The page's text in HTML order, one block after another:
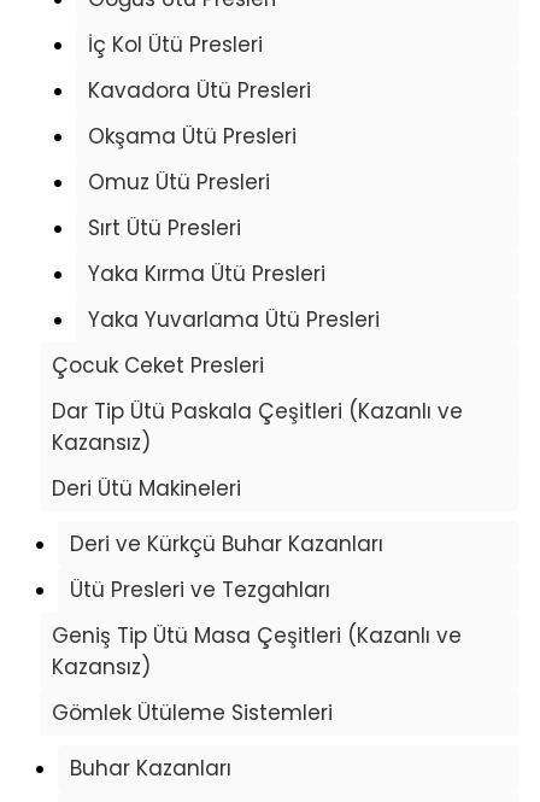
İç Kol Ütü Presleri
Kavadora Ütü Presleri
Okşama Ütü Presleri
Omuz Ütü Presleri
Sırt Ütü Presleri
Yaka Kırma Ütü Presleri
Yaka Yuvarlama Ütü Presleri
Çocuk Ceket Presleri
Dar Tip Ütü Paskala Çeşitleri (Kazanlı ve
Kazansız)
Deri Ütü Makineleri
Deri ve Kürkçü Buhar Kazanları
Ütü Presleri ve Tezgahları
Geniş Tip Ütü Masa Çeşitleri (Kazanlı ve
Kazansız)
Gömlek Ütüleme Sistemleri
Buhar Kazanları